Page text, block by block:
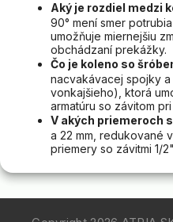
Aký je rozdiel medzi
90° mení smer
umožňuje miernejšiu
obchádzaní prekážky.
Čo je koleno so
nacvakávacej spojky
vonkajšieho), ktorá
armatúru so závitom
V akých priemeroch
a 22 mm, redukované
priemery so závitmi 1/